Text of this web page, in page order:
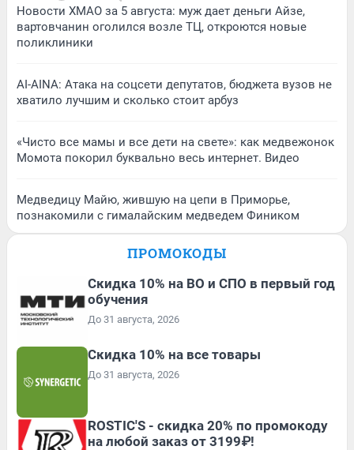
Новости ХМАО за 5 августа: муж дает деньги Айзе,
вартовчанин оголился возле ТЦ, откроются новые
поликлиники
AI-AINA: Атака на соцсети депутатов, бюджета вузов не
хватило лучшим и сколько стоит арбуз
«Чисто все мамы и все дети на свете»: как медвежонок
Момота покорил буквально весь интернет. Видео
Медведицу Майю, жившую на цепи в Приморье,
познакомили с гималайским медведем Фиником
ПРОМОКОДЫ
Скидка 10% на ВО и СПО в первый год
обучения
До 31 августа, 2026
Скидка 10% на все товары
До 31 августа, 2026
ROSTIC'S - скидка 20% по промокоду
на любой заказ от 3199₽!